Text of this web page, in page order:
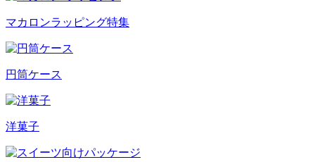
マカロンラッピング特集
円筒ケース
洋菓子